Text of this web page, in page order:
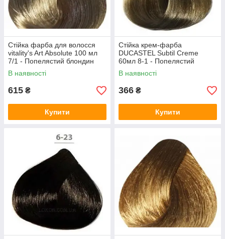
Стійка фарба для волосся
vitality's Art Absolute 100 мл
7/1 - Попелястий блондин
В наявності
615 ₴
Купити
Стійка крем-фарба
DUCASTEL Subtil Creme
60мл 8-1 - Попелястий
світлий блондин
В наявності
366 ₴
Купити